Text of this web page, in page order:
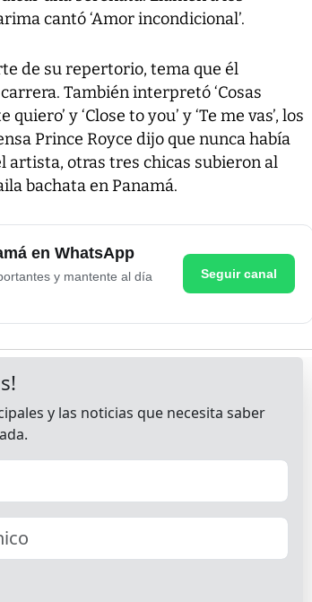
cantó ‘Amor incondicional’.
de su repertorio, tema que él
También interpretó ‘Cosas
quiero’ y ‘Close to you’ y ‘Te me vas’, los
Prince Royce dijo que nunca había
artista, otras tres chicas subieron al
bachata en Panamá.
en WhatsApp
y mantente al día
Seguir canal